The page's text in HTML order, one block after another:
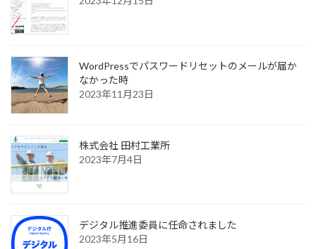
WordPressでパスワードリセットのメールが届か
なかった時
2023年11月23日
株式会社 田村工業所
2023年7月4日
デジタル推進委員に任命されました
2023年5月16日